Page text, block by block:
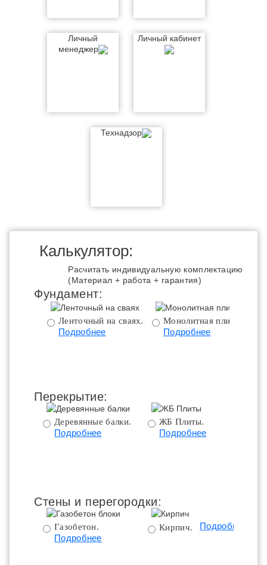
Личный
менеджер
Личный кабинет
Технадзор
Калькулятор:
Расчитать индивидуальную комплектацию
(Материал + работа + гарантия)
Фундамент:
Ленточный на сваях.
Подробнее
Монолитная плита.
Подробнее
Перекрытие:
Деревянные балки.
Подробнее
ЖБ Плиты.
Подробнее
Стены и перегородки:
Газобетон.
Подробнее
Кирпич. Подробнее